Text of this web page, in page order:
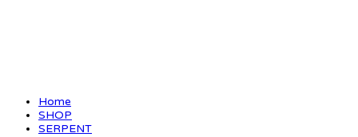
Home
SHOP
SERPENT